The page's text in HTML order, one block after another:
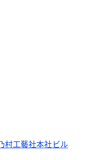
村工藝社本社ビル